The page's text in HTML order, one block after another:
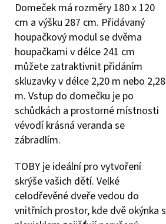
Domeček má rozměry 180 x 120
cm a výšku 287 cm. Přidávaný
houpačkový modul se dvěma
houpačkami v délce 241 cm
můžete zatraktivnit přidáním
skluzavky v délce 2,20 m nebo 2,28
m. Vstup do domečku je po
schůdkách a prostorné místnosti
vévodí krásná veranda se
zábradlím.
TOBY je ideální pro vytvoření
skrýše vašich dětí. Velké
celodřevěné dveře vedou do
vnitřních prostor, kde dvě okýnka s